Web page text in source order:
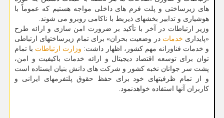
های زیرساختی و پلت فرم های داخلی مواجه هستیم که عموماً با
هوشیاری و تدابیر بخشهای ذیربط با ناکامی روبرو می شوند.
وزیر ارتباطات در آخر با تأکید بر ضرورت امن سازی و ارائه طرح
«پایداری خدمات در وضعیت بحران» برای تمام زیرساختهای ارتباطی
و خدمات فناورانه مهم کشور، اظهار داشت: وزارت ارتباطات با تمام
توان برای توسعه اقتصاد دیجیتال و ارائه خدمات باکیفیت و امن،
پشت سر جوانان نخبه کشور و شرکت های دانش بنیان ایستاده است
و از تمام ظرفیتهای خود برای حفظ حقوق پلتفرمهای ایرانی و
کاربران آنها استفاده خواهدنمود.